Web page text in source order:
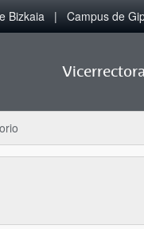
Bizkaia Campus de